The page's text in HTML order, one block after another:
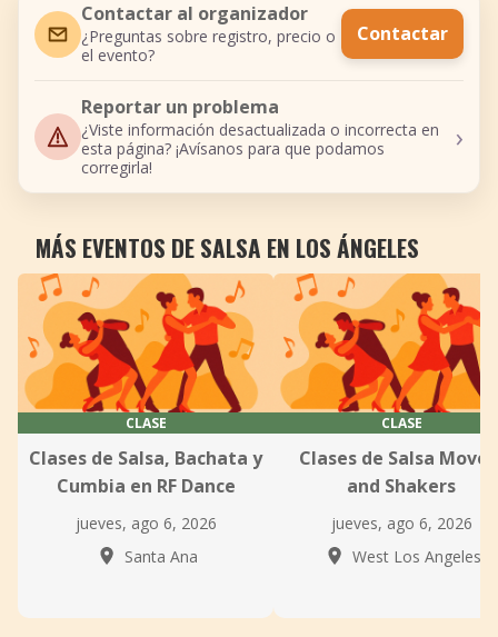
Contactar al organizador
¿Preguntas sobre registro, precio o
el evento?
Contactar
Reportar un problema
¿Viste información desactualizada o incorrecta en
esta página? ¡Avísanos para que podamos
corregirla!
›
MÁS EVENTOS DE SALSA EN LOS ÁNGELES
CLASE
Clases de Salsa, Bachata y
Cumbia en RF Dance
jueves, ago 6, 2026
Santa Ana
CLASE
Clases de Salsa
and Shakers
jueves, ago 6, 2026
West Los Angeles